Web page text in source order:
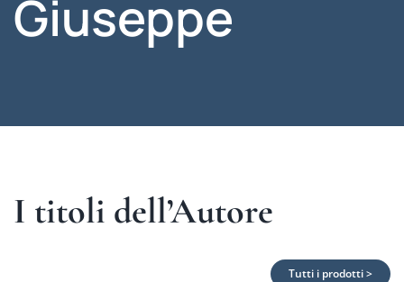
Giuseppe
I titoli dell’Autore
Tutti i prodotti >